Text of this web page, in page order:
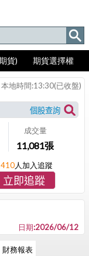
貨) 期貨選擇權
成交量
11,081張
本地時間:13:30(已收盤)
人加入追蹤
立即追蹤
日期:2026/06/12
財務報表